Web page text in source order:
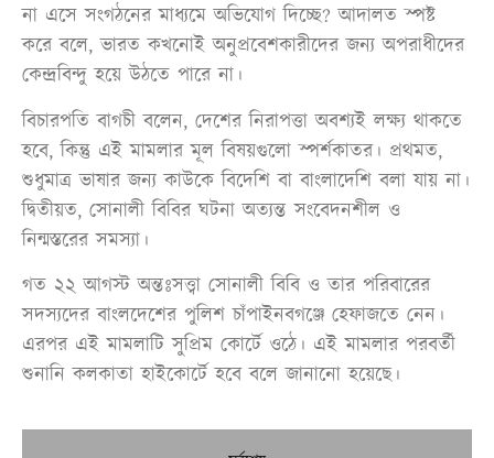
না এসে সংগঠনের মাধ্যমে অভিযোগ দিচ্ছে? আদালত স্পষ্ট
করে বলে, ভারত কখনোই অনুপ্রবেশকারীদের জন্য অপরাধীদের
কেন্দ্রবিন্দু হয়ে উঠতে পারে না।
বিচারপতি বাগচী বলেন, দেশের নিরাপত্তা অবশ্যই লক্ষ্য থাকতে
হবে, কিন্তু এই মামলার মূল বিষয়গুলো স্পর্শকাতর। প্রথমত,
শুধুমাত্র ভাষার জন্য কাউকে বিদেশি বা বাংলাদেশি বলা যায় না।
দ্বিতীয়ত, সোনালী বিবির ঘটনা অত্যন্ত সংবেদনশীল ও
নিন্মস্তরের সমস্যা।
গত ২২ আগস্ট অন্তঃসত্ত্বা সোনালী বিবি ও তার পরিবারের
সদস্যদের বাংলদেশের পুলিশ চাঁপাইনবগঞ্জে হেফাজতে নেন।
এরপর এই মামলাটি সুপ্রিম কোর্টে ওঠে। এই মামলার পরবর্তী
শুনানি কলকাতা হাইকোর্টে হবে বলে জানানো হয়েছে।